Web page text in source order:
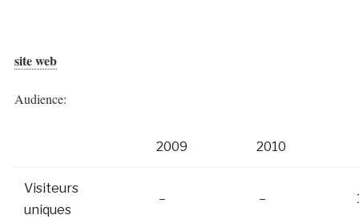
site web
Audience:
2009 2010
Visiteurs
uniques
– –